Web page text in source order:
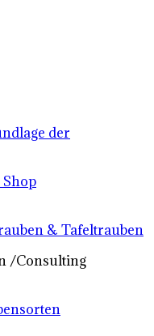
der
& Tafeltrauben
/Consulting